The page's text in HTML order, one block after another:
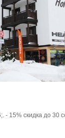
- 15% скидка до 30